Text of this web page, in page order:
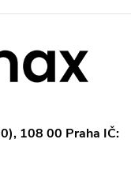
108 00 Praha IČ: